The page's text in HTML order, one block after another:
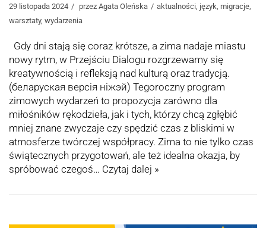
29 listopada 2024 przez Agata Oleńska aktualności, język, migracje,
warsztaty, wydarzenia
Gdy dni stają się coraz krótsze, a zima nadaje miastu
nowy rytm, w Przejściu Dialogu rozgrzewamy się
kreatywnością i refleksją nad kulturą oraz tradycją.
(беларуская версія ніжэй) Tegoroczny program
zimowych wydarzeń to propozycja zarówno dla
miłośników rękodzieła, jak i tych, którzy chcą zgłębić
mniej znane zwyczaje czy spędzić czas z bliskimi w
atmosferze twórczej współpracy. Zima to nie tylko czas
świątecznych przygotowań, ale też idealna okazja, by
spróbować czegoś… Czytaj dalej »